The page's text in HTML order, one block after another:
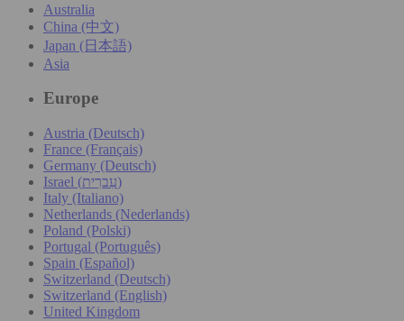
Australia
China (中文)
Japan (日本語)
Asia
Europe
Austria (Deutsch)
France (Français)
Germany (Deutsch)
Israel (עִברִית)
Italy (Italiano)
Netherlands (Nederlands)
Poland (Polski)
Portugal (Português)
Spain (Español)
Switzerland (Deutsch)
Switzerland (English)
United Kingdom